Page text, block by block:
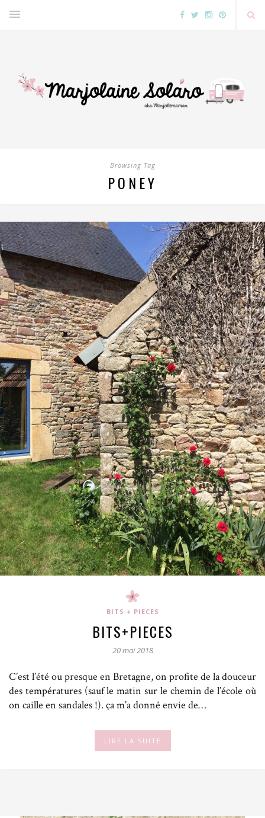
Browsing Tag
PONEY
BITS + PIECES
BITS+PIECES
20 mai 2018
C’est l’été ou presque en Bretagne, on profite de la douceur
des températures (sauf le matin sur le chemin de l’école où
on caille en sandales !). ça m’a donné envie de…
LIRE LA SUITE